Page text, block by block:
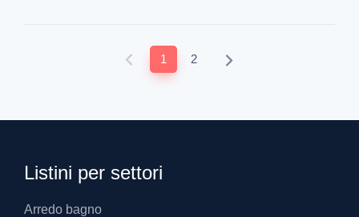
1 2
Listini per settori
Arredo bagno